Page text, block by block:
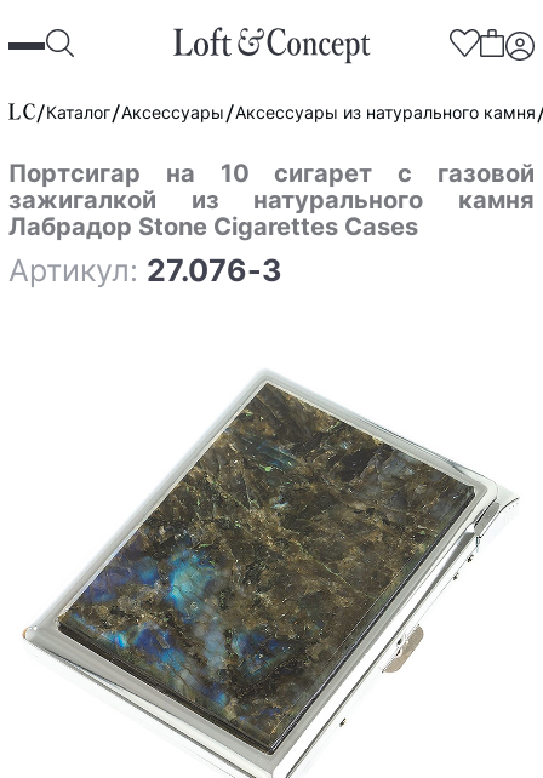
Каталог Аксессуары Аксессуары из натурального камня
Портсигар на 10 сигарет с газовой
зажигалкой из натурального камня
Лабрадор Stone Cigarettes Cases
Артикул: 27.076-3